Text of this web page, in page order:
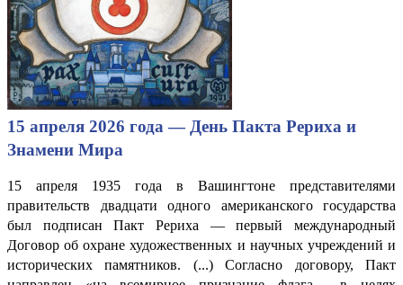
15 апреля 2026 года — День Пакта Рериха и
Знамени Мира
15 апреля 1935 года в Вашингтоне представителями
правительств двадцати одного американского государства
был подписан Пакт Рериха — первый международный
Договор об охране художественных и научных учреждений и
исторических памятников. (...) Согласно договору, Пакт